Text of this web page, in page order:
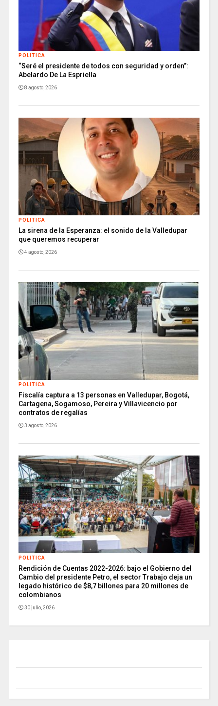
POLITICA
“Seré el presidente de todos con seguridad y orden”:
Abelardo De La Espriella
8 agosto, 2026
POLITICA
La sirena de la Esperanza: el sonido de la Valledupar
que queremos recuperar
4 agosto, 2026
POLITICA
Fiscalía captura a 13 personas en Valledupar, Bogotá,
Cartagena, Sogamoso, Pereira y Villavicencio por
contratos de regalías
3 agosto, 2026
POLITICA
Rendición de Cuentas 2022-2026: bajo el Gobierno del
Cambio del presidente Petro, el sector Trabajo deja un
legado histórico de $8,7 billones para 20 millones de
colombianos
30 julio, 2026